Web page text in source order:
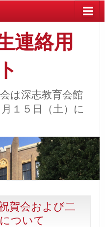
連絡用
は深志教育会館
１５日（土）に
賀会および二
ついて